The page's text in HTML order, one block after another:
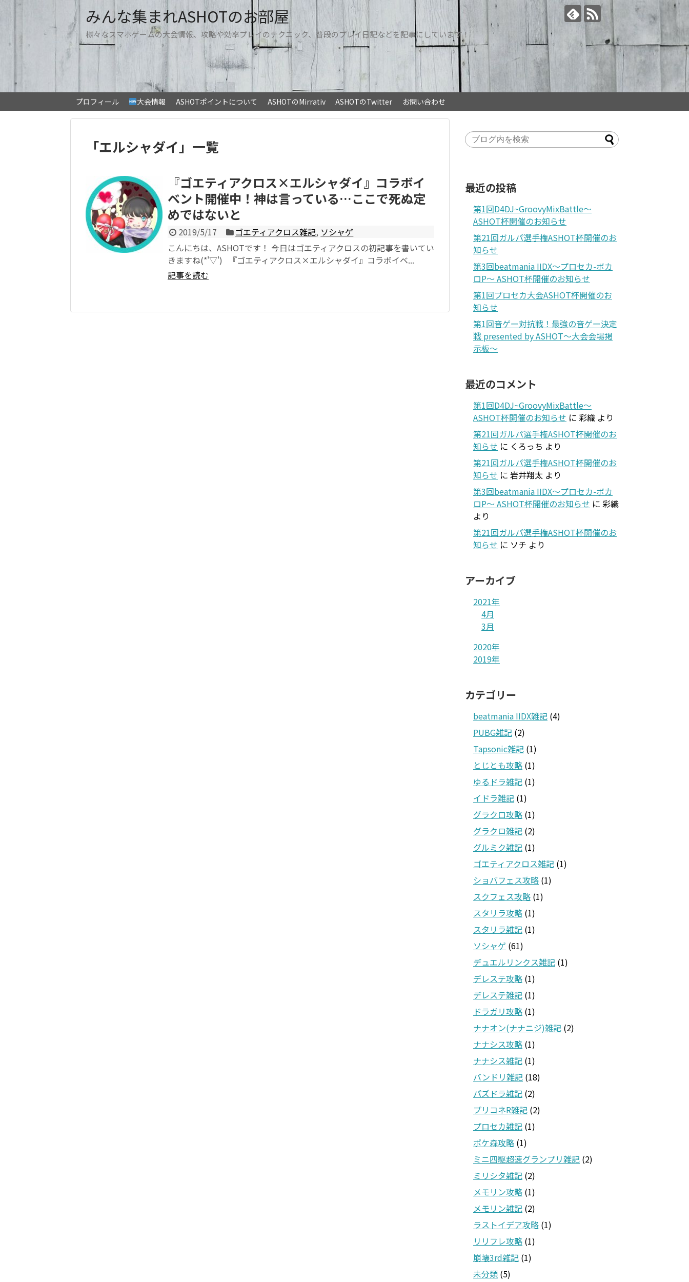
みんな集まれASHOTのお部屋
様々なスマホゲームの大会情報、攻略や効率プレイのテクニック、普段のプレイ日記などを記事にしています！
プロフィール 大会情報 ASHOTポイントについて ASHOTのMirrativ ASHOTのTwitter お問い合わせ
「エルシャダイ」 一覧
『ゴエティアクロス×エルシャダイ』コラボイ
ベント開催中！神は言っている…ここで死ぬ定
めではないと
2019/5/17 ゴエティアクロス雑記, ソシャゲ
こんにちは、ASHOTです！ 今日はゴエティアクロスの初記事を書いてい
きますね(*'▽') 『ゴエティアクロス×エルシャダイ』コラボイベ...
記事を読む
最近の投稿
第1回D4DJ~GroovyMixBattle～
ASHOT杯開催のお知らせ
第21回ガルパ選手権ASHOT杯開催のお
知らせ
第3回beatmania IIDX～プロセカ-ボカ
ロP～ ASHOT杯開催のお知らせ
第1回プロセカ大会ASHOT杯開催のお
知らせ
第1回音ゲー対抗戦！最強の音ゲー決定
戦 presented by ASHOT～大会会場掲
示板～
最近のコメント
第1回D4DJ~GroovyMixBattle～
ASHOT杯開催のお知らせ に 彩織 より
第21回ガルパ選手権ASHOT杯開催のお
知らせ に くろっち より
第21回ガルパ選手権ASHOT杯開催のお
知らせ に 岩井翔太 より
第3回beatmania IIDX～プロセカ-ボカ
ロP～ ASHOT杯開催のお知らせ に 彩織
より
第21回ガルパ選手権ASHOT杯開催のお
知らせ に ソチ より
アーカイブ
2021年
4月
3月
2020年
2019年
カテゴリー
beatmania IIDX雑記 (4)
PUBG雑記 (2)
Tapsonic雑記 (1)
とじとも攻略 (1)
ゆるドラ雑記 (1)
イドラ雑記 (1)
グラクロ攻略 (1)
グラクロ雑記 (2)
グルミク雑記 (1)
ゴエティアクロス雑記 (1)
ショバフェス攻略 (1)
スクフェス攻略 (1)
スタリラ攻略 (1)
スタリラ雑記 (1)
ソシャゲ (61)
デュエルリンクス雑記 (1)
デレステ攻略 (1)
デレステ雑記 (1)
ドラガリ攻略 (1)
ナナオン(ナナニジ)雑記 (2)
ナナシス攻略 (1)
ナナシス雑記 (1)
バンドリ雑記 (18)
パズドラ雑記 (2)
プリコネR雑記 (2)
プロセカ雑記 (1)
ポケ森攻略 (1)
ミニ四駆超速グランプリ雑記 (2)
ミリシタ雑記 (2)
メモリン攻略 (1)
メモリン雑記 (2)
ラストイデア攻略 (1)
リリフレ攻略 (1)
崩壊3rd雑記 (1)
未分類 (5)